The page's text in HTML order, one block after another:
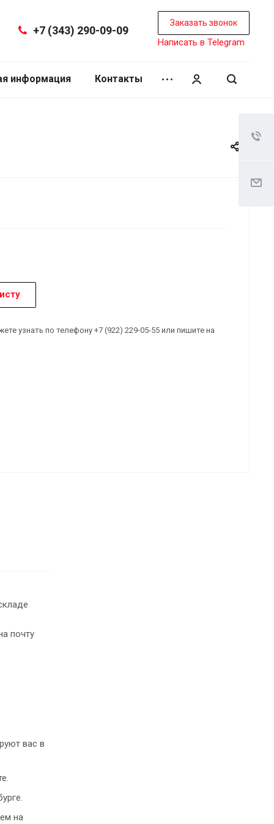
+7 (343) 290-09-09
Заказать звонок
Написать в Telegram
информация Контакты
узнать по телефону +7 (922) 229-05-55 или пишите на
почту
вас в
на